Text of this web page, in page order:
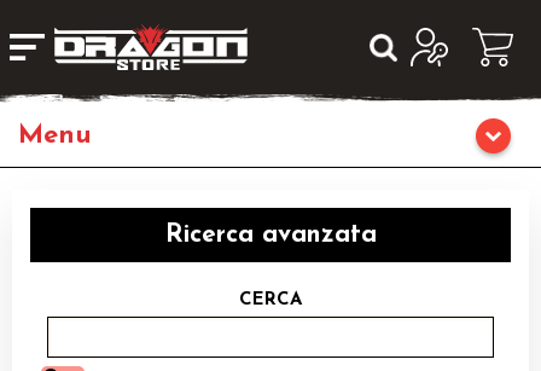
Giochi da Tavolo
Giochi di Ruolo
Ricerca avanzata
CERCA